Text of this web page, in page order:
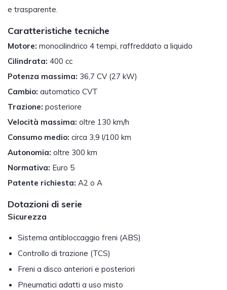
e trasparente.
Caratteristiche tecniche
Motore: monocilindrico 4 tempi, raffreddato a liquido
Cilindrata: 400 cc
Potenza massima: 36,7 CV (27 kW)
Cambio: automatico CVT
Trazione: posteriore
Velocità massima: oltre 130 km/h
Consumo medio: circa 3,9 l/100 km
Autonomia: oltre 300 km
Normativa: Euro 5
Patente richiesta: A2 o A
Dotazioni di serie
Sicurezza
Sistema antibloccaggio freni (ABS)
Controllo di trazione (TCS)
Freni a disco anteriori e posteriori
Pneumatici adatti a uso misto